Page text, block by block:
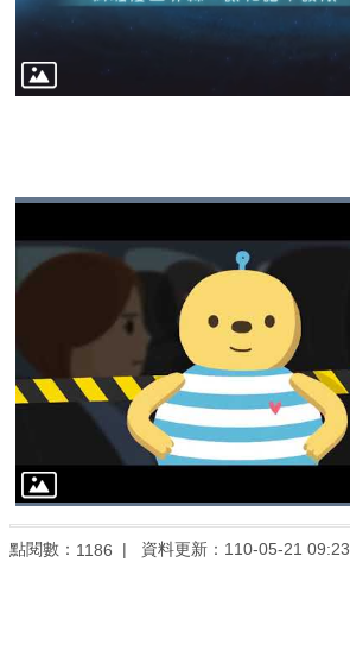
點閱數： 1186 資料更新： 110-05-21 09:23